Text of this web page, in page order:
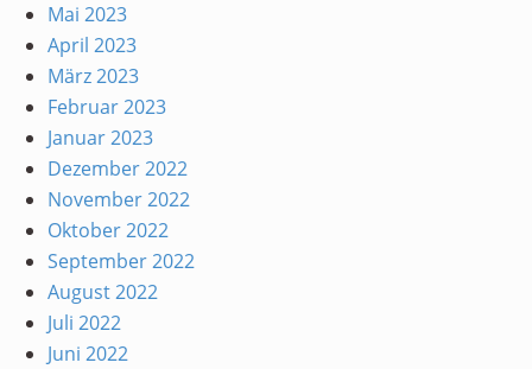
Mai 2023
April 2023
März 2023
Februar 2023
Januar 2023
Dezember 2022
November 2022
Oktober 2022
September 2022
August 2022
Juli 2022
Juni 2022